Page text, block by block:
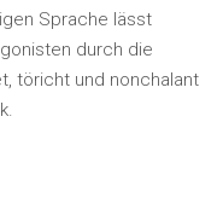
Sprache lässt
durch die
töricht und nonchalant